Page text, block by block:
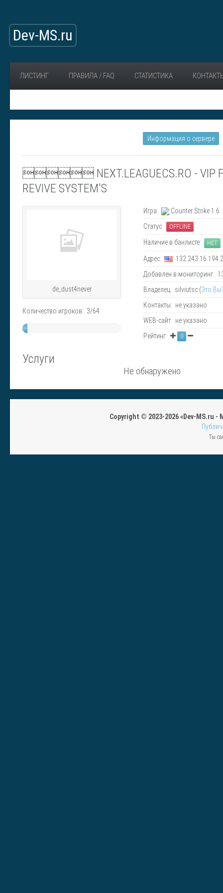
Dev-MS.ru
ЛИСТИНГ ПРАВИЛА / FAQ СТАТИСТИКА
Информация о сервере
 NEXT.LEAGUECS.RO - VIP
REVIVE SYSTEM'S
de_dust4never
Количество игроков: 3/64
~
Игра:
Counter Strike 1.6
Статус:
OFFLINE
Наличие в банлисте: НЕТ
Адрес:
Добавлен в мониторинг:
Владелец: silviutsc (Это
Контакты: не указано
WEB-сайт: не указано
Рейтинг:
0
Услуги
Не обнаружено
Copyright © 2023-2026 «Dev-MS.ru -
Ты